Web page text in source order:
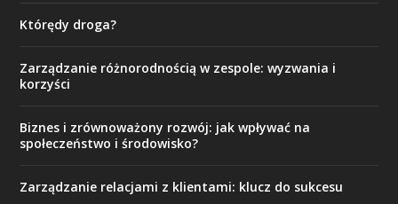
Którędy droga?
Zarządzanie różnorodnością w zespole: wyzwania i
korzyści
Biznes i zrównoważony rozwój: jak wpływać na
społeczeństwo i środowisko?
Zarządzanie relacjami z klientami: klucz do sukcesu